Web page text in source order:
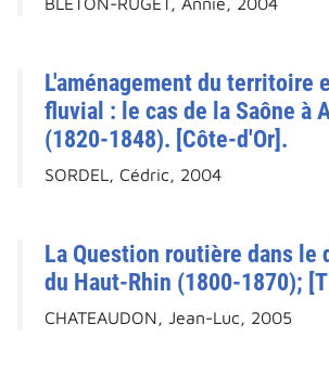
L'aménagement du territoire
fluvial : le cas de la Saône à
(1820-1848). [Côte-d'Or].
SORDEL, Cédric, 2004
La Question routière dans le
du Haut-Rhin (1800-1870);
CHATEAUDON, Jean-Luc, 2005